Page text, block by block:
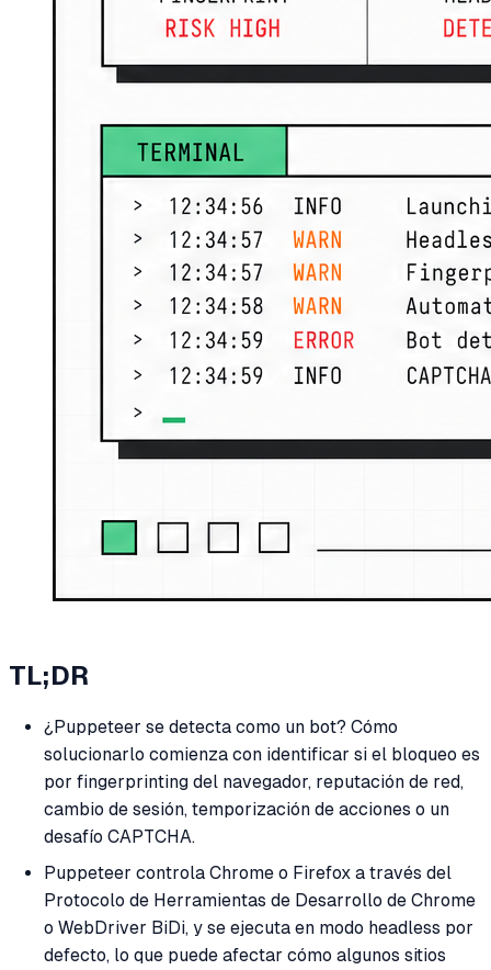
TL;DR
¿Puppeteer se detecta como un bot? Cómo
solucionarlo comienza con identificar si el bloqueo es
por fingerprinting del navegador, reputación de red,
cambio de sesión, temporización de acciones o un
desafío CAPTCHA.
Puppeteer controla Chrome o Firefox a través del
Protocolo de Herramientas de Desarrollo de Chrome
o WebDriver BiDi, y se ejecuta en modo headless por
defecto, lo que puede afectar cómo algunos sitios